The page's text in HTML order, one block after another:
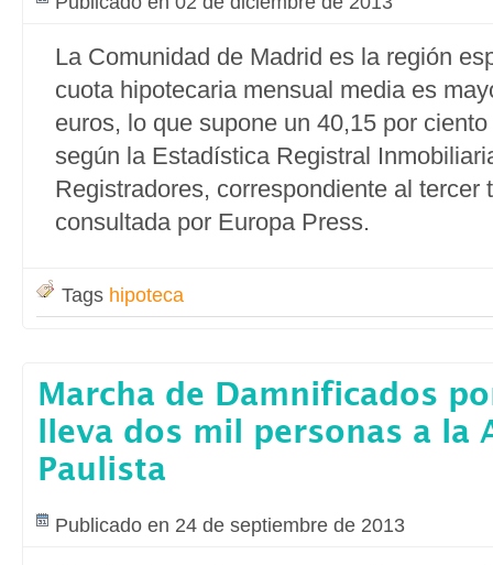
La Comunidad de Madrid es la región
cuota hipotecaria mensual media es
euros, lo que supone un 40,15 por
según la Estadística Registral
Registradores, correspondiente al tercer
consultada por Europa Press.
Tags hipoteca
Marcha de Damnificados
lleva dos mil personas a la
Paulista
Publicado en 24 de septiembre de 2013